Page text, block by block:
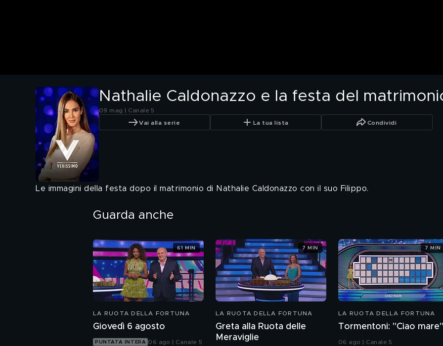
Nathalie Caldonazzo e la festa del
09 mag | Canale 5
Vai alla serie La tua lista Condividi
Le immagini della festa dopo il matrimonio di Nathalie Caldonazzo con il suo Filippo.
Guarda anche
LA RUOTA DELLA FORTUNA
Giovedì 6 agosto
PUNTATA INTERA 06 ago | Canale 5
61 MIN
LA RUOTA DELLA FORTUNA
Greta alla Ruota delle
Meraviglie
7 MIN
LA RUOTA DELLA FORTUNA
Tormentoni: "Ciao mare"
06 ago | Canale 5
7 MIN